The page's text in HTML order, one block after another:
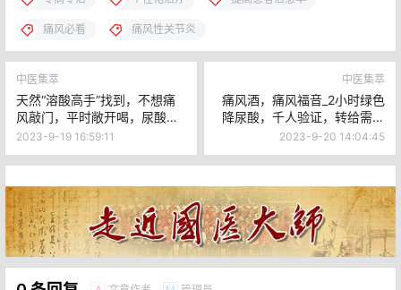
还没有人赞赏，快来当第一个赞赏的人吧！
海报分享 收藏 0 0
专病专治 提高患者治愈率
痛风必看 痛风性关节炎
中医集萃
天然“溶酸高手”找到，不想痛
风敲门，平时敞开喝，尿酸悄
中医集萃
痛风酒，痛风福音_2小时绿色
降尿酸，千人验证，转给需要